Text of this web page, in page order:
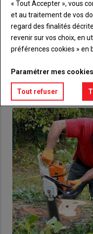
Choisissez
compte pour
Lien
VOUS AIMEREZ
« Tout Accepter », vous
et au traitement de vos
regard des finalités
revenir sur vos choix, en
préférences cookies » en
Paramétrer mes cookies
Tout refuser